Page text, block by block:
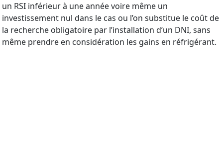
un RSI inférieur à une année voire même un
investissement nul dans le cas ou l’on substitue le coût de
la recherche obligatoire par l’installation d’un DNI, sans
même prendre en considération les gains en réfrigérant.